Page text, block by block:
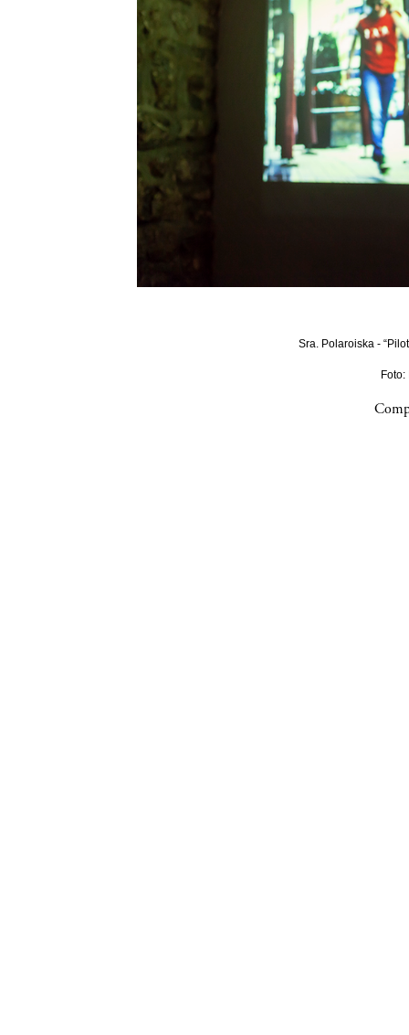
Sra. Polaroiska -